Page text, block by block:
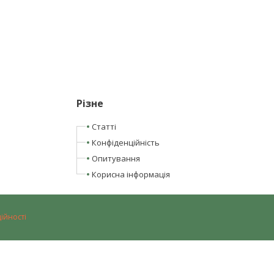
Різне
Статті
Конфіденційність
Опитування
Корисна інформація